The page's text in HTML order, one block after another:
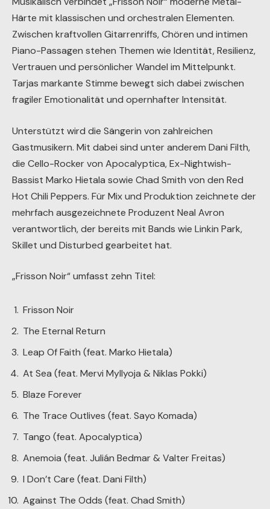
Härte mit klassischen und orchestralen Elementen.
Zwischen kraftvollen Gitarrenriffs, Chören und intimen
Piano-Passagen stehen Themen wie Identität, Resilienz,
Vertrauen und persönlicher Wandel im Mittelpunkt.
Tarjas markante Stimme bewegt sich dabei zwischen
fragiler Emotionalität und opernhafter Intensität.
Unterstützt wird die Sängerin von zahlreichen
Gastmusikern. Mit dabei sind unter anderem Dani Filth,
die Cello-Rocker von Apocalyptica, Ex-Nightwish-
Bassist Marko Hietala sowie Chad Smith von den Red
Hot Chili Peppers. Für Mix und Produktion zeichnete der
mehrfach ausgezeichnete Produzent Neal Avron
verantwortlich, der bereits mit Bands wie Linkin Park,
Skillet und Disturbed gearbeitet hat.
„Frisson Noir“ umfasst zehn Titel:
Frisson Noir
The Eternal Return
Leap Of Faith (feat. Marko Hietala)
At Sea (feat. Mervi Myllyoja & Niklas Pokki)
Blaze Forever
The Trace Outlives (feat. Sayo Komada)
Tango (feat. Apocalyptica)
Anemoia (feat. Julián Bedmar & Valter Freitas)
I Don’t Care (feat. Dani Filth)
Against The Odds (feat. Chad Smith)